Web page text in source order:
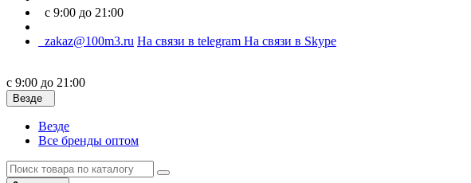
с 9:00 до 21:00
zakaz@100m3.ru На связи в telegram На связи в Skype
с 9:00 до 21:00
Везде
Везде
Все бренды оптом